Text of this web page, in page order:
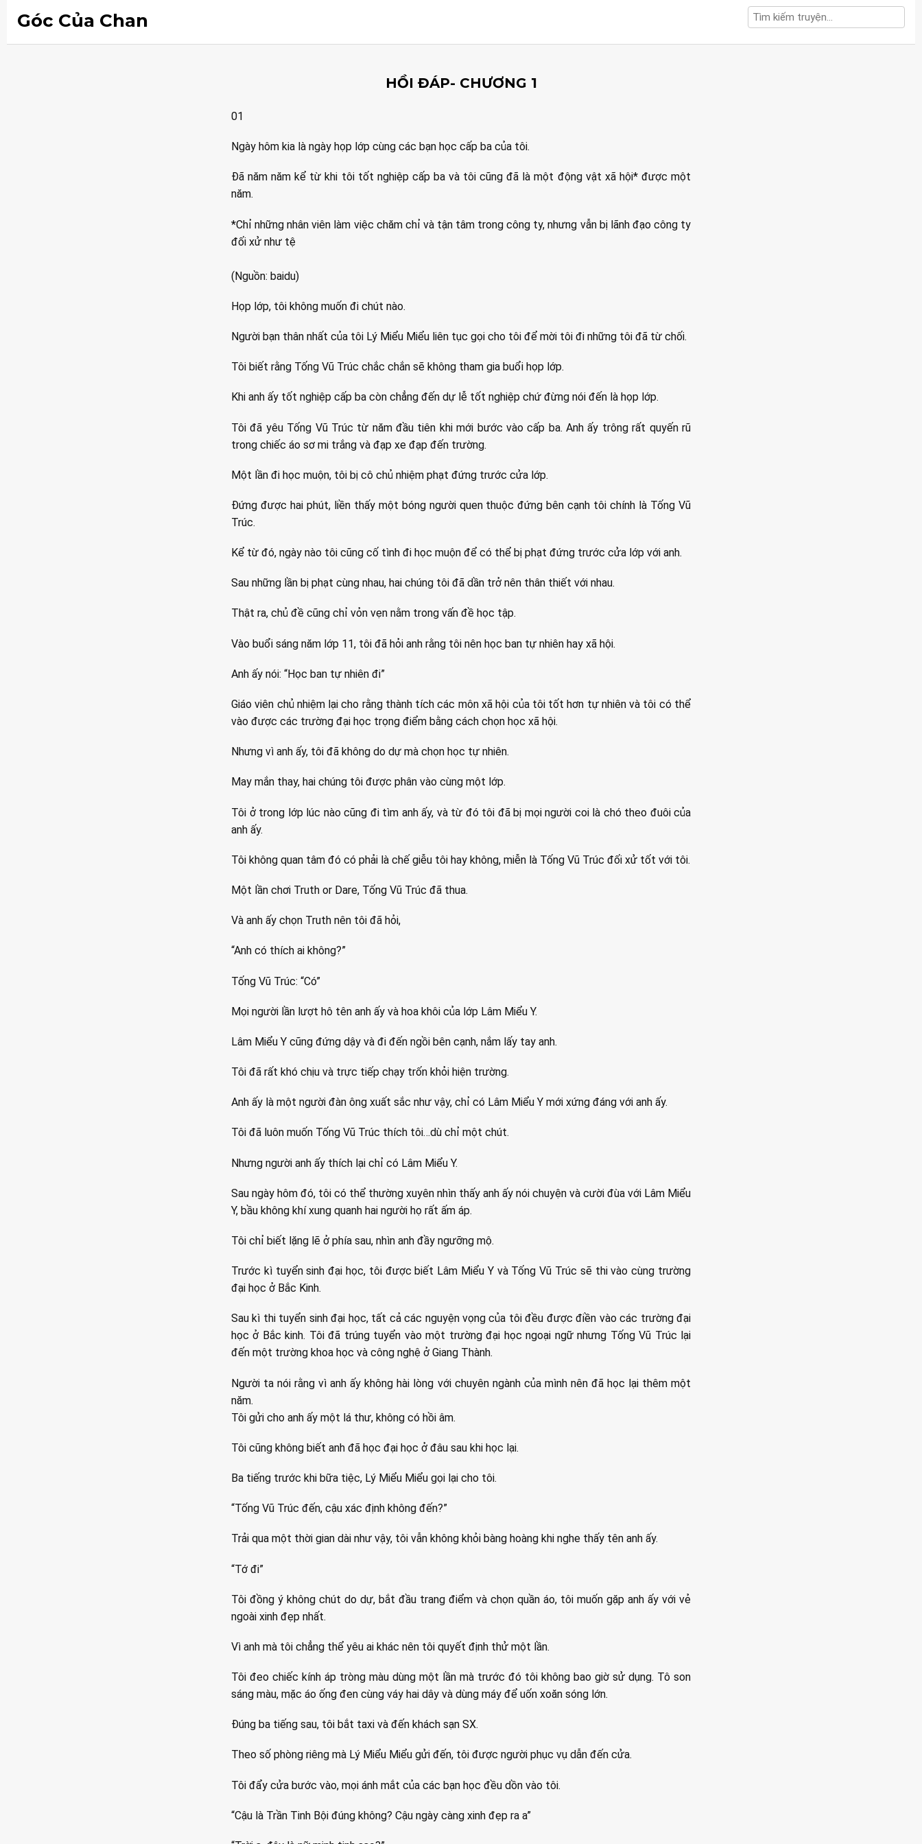
Góc Của Chan
HỒI ĐÁP- CHƯƠNG 1
01
Ngày hôm kia là ngày họp lớp cùng các bạn học cấp ba của tôi.
Đã năm năm kể từ khi tôi tốt nghiệp cấp ba và tôi cũng đã là một động vật xã hội* được một
năm.
*Chỉ những nhân viên làm việc chăm chỉ và tận tâm trong công ty, nhưng vẫn bị lãnh đạo công ty
đối xử như tệ
(Nguồn: baidu)
Họp lớp, tôi không muốn đi chút nào.
Người bạn thân nhất của tôi Lý Miểu Miểu liên tục gọi cho tôi để mời tôi đi những tôi đã từ chối.
Tôi biết rằng Tống Vũ Trúc chắc chắn sẽ không tham gia buổi họp lớp.
Khi anh ấy tốt nghiệp cấp ba còn chẳng đến dự lễ tốt nghiệp chứ đừng nói đến là họp lớp.
Tôi đã yêu Tống Vũ Trúc từ năm đầu tiên khi mới bước vào cấp ba. Anh ấy trông rất quyến rũ
trong chiếc áo sơ mi trắng và đạp xe đạp đến trường.
Một lần đi học muộn, tôi bị cô chủ nhiệm phạt đứng trước cửa lớp.
Đứng được hai phút, liền thấy một bóng người quen thuộc đứng bên cạnh tôi chính là Tống Vũ
Trúc.
Kể từ đó, ngày nào tôi cũng cố tình đi học muộn để có thể bị phạt đứng trước cửa lớp với anh.
Sau những lần bị phạt cùng nhau, hai chúng tôi đã dần trở nên thân thiết với nhau.
Thật ra, chủ đề cũng chỉ vỏn vẹn nằm trong vấn đề học tập.
Vào buổi sáng năm lớp 11, tôi đã hỏi anh rằng tôi nên học ban tự nhiên hay xã hội.
Anh ấy nói: “Học ban tự nhiên đi”
Giáo viên chủ nhiệm lại cho rằng thành tích các môn xã hội của tôi tốt hơn tự nhiên và tôi có thể
vào được các trường đại học trọng điểm bằng cách chọn học xã hội.
Nhưng vì anh ấy, tôi đã không do dự mà chọn học tự nhiên.
May mắn thay, hai chúng tôi được phân vào cùng một lớp.
Tôi ở trong lớp lúc nào cũng đi tìm anh ấy, và từ đó tôi đã bị mọi người coi là chó theo đuôi của
anh ấy.
Tôi không quan tâm đó có phải là chế giễu tôi hay không, miễn là Tống Vũ Trúc đối xử tốt với tôi.
Một lần chơi Truth or Dare, Tống Vũ Trúc đã thua.
Và anh ấy chọn Truth nên tôi đã hỏi,
“Anh có thích ai không?”
Tống Vũ Trúc: “Có”
Mọi người lần lượt hô tên anh ấy và hoa khôi của lớp Lâm Miểu Y.
Lâm Miểu Y cũng đứng dậy và đi đến ngồi bên cạnh, nắm lấy tay anh.
Tôi đã rất khó chịu và trực tiếp chạy trốn khỏi hiện trường.
Anh ấy là một người đàn ông xuất sắc như vậy, chỉ có Lâm Miểu Y mới xứng đáng với anh ấy.
Tôi đã luôn muốn Tống Vũ Trúc thích tôi…dù chỉ một chút.
Nhưng người anh ấy thích lại chỉ có Lâm Miểu Y.
Sau ngày hôm đó, tôi có thể thường xuyên nhìn thấy anh ấy nói chuyện và cười đùa với Lâm Miểu
Y, bầu không khí xung quanh hai người họ rất ấm áp.
Tôi chỉ biết lặng lẽ ở phía sau, nhìn anh đầy ngưỡng mộ.
Trước kì tuyển sinh đại học, tôi được biết Lâm Miểu Y và Tống Vũ Trúc sẽ thi vào cùng trường
đại học ở Bắc Kinh.
Sau kì thi tuyển sinh đại học, tất cả các nguyện vọng của tôi đều được điền vào các trường đại
học ở Bắc kinh. Tôi đã trúng tuyển vào một trường đại học ngoại ngữ nhưng Tống Vũ Trúc lại
đến một trường khoa học và công nghệ ở Giang Thành.
Người ta nói rằng vì anh ấy không hài lòng với chuyên ngành của mình nên đã học lại thêm một
năm.
Tôi gửi cho anh ấy một lá thư, không có hồi âm.
Tôi cũng không biết anh đã học đại học ở đâu sau khi học lại.
Ba tiếng trước khi bữa tiệc, Lý Miểu Miểu gọi lại cho tôi.
“Tống Vũ Trúc đến, cậu xác định không đến?”
Trải qua một thời gian dài như vậy, tôi vẫn không khỏi bàng hoàng khi nghe thấy tên anh ấy.
“Tớ đi”
Tôi đồng ý không chút do dự, bắt đầu trang điểm và chọn quần áo, tôi muốn gặp anh ấy với vẻ
ngoài xinh đẹp nhất.
Vì anh mà tôi chẳng thể yêu ai khác nên tôi quyết định thử một lần.
Tôi đeo chiếc kính áp tròng màu dùng một lần mà trước đó tôi không bao giờ sử dụng. Tô son
sáng màu, mặc áo ống đen cùng váy hai dây và dùng máy để uốn xoăn sóng lớn.
Đúng ba tiếng sau, tôi bắt taxi và đến khách sạn SX.
Theo số phòng riêng mà Lý Miểu Miểu gửi đến, tôi được người phục vụ dẫn đến cửa.
Tôi đẩy cửa bước vào, mọi ánh mắt của các bạn học đều dồn vào tôi.
“Cậu là Trần Tinh Bội đúng không? Cậu ngày càng xinh đẹp ra a”